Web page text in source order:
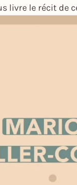
livre le récit de